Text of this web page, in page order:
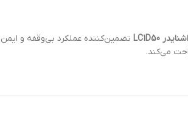
اشنایدر LC1D50
تضمین‌کننده عملکرد بی‌وقفه و